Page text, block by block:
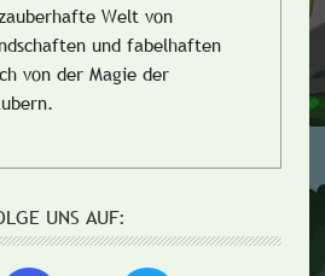
Welt von
und fabelhaften
von der Magie der
UNS AUF: